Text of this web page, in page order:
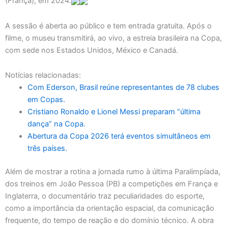
A sessão é aberta ao público e tem entrada gratuita. Após o
filme, o museu transmitirá, ao vivo, a estreia brasileira na Copa,
com sede nos Estados Unidos, México e Canadá.
Notícias relacionadas:
Com Ederson, Brasil reúne representantes de 78 clubes
em Copas.
Cristiano Ronaldo e Lionel Messi preparam “última
dança” na Copa.
Abertura da Copa 2026 terá eventos simultâneos em
três países.
Além de mostrar a rotina a jornada rumo à última Paralimpíada,
dos treinos em João Pessoa (PB) a competições em França e
Inglaterra, o documentário traz peculiaridades do esporte,
como a importância da orientação espacial, da comunicação
frequente, do tempo de reação e do domínio técnico. A obra